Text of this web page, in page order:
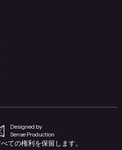
Designed by
Sense Production
ての権利を保留します。